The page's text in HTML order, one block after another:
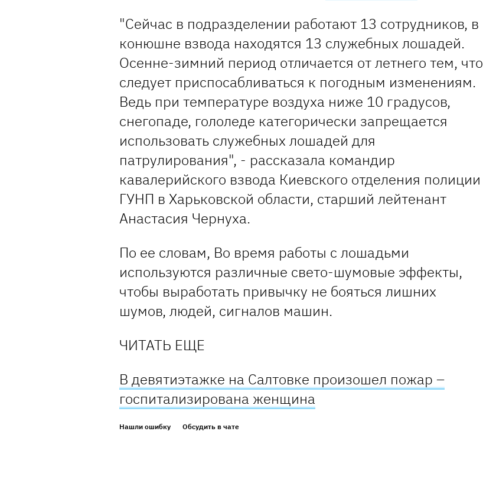
"Сейчас в подразделении работают 13 сотрудников, в
конюшне взвода находятся 13 служебных лошадей.
Осенне-зимний период отличается от летнего тем, что
следует приспосабливаться к погодным изменениям.
Ведь при температуре воздуха ниже 10 градусов,
снегопаде, гололеде категорически запрещается
использовать служебных лошадей для
патрулирования", - рассказала командир
кавалерийского взвода Киевского отделения полиции
ГУНП в Харьковской области, старший лейтенант
Анастасия Чернуха.
По ее словам, Во время работы с лошадьми
используются различные свето-шумовые эффекты,
чтобы выработать привычку не бояться лишних
шумов, людей, сигналов машин.
ЧИТАТЬ ЕЩЕ
В девятиэтажке на Салтовке произошел пожар –
госпитализирована женщина
Нашли ошибку Обсудить в чате